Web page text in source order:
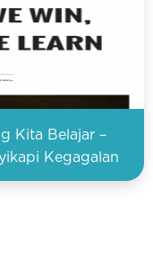
Kita Belajar –
Kegagalan